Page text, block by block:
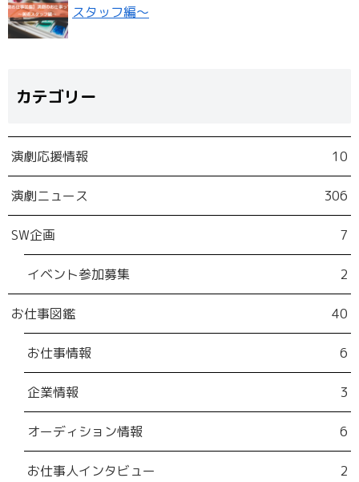
スタッフ編〜
カテゴリー
演劇応援情報 10
演劇ニュース 306
SW企画 7
イベント参加募集 2
お仕事図鑑 40
お仕事情報 6
企業情報 3
オーディション情報 6
お仕事人インタビュー 2